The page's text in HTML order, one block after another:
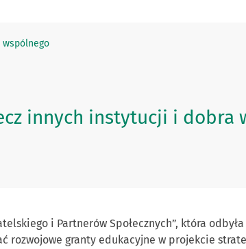
innych instytucji i dobra
i Partnerów Społecznych”, która
rozwojowe granty edukacyjne w projekcie